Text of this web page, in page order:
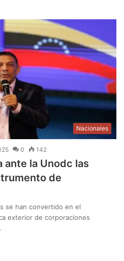
Nacionales
0 142
ante la Unodc las
de
se han convertido en el
exterior de corporaciones